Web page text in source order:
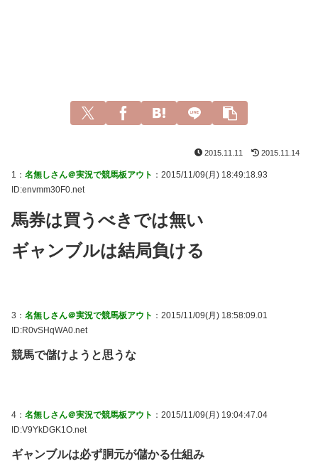
2015.11.11 2015.11.14
1： 名無しさん＠実況で競馬板アウト ：2015/11/09(月) 18:49:18.93
ID:envmm30F0.net
馬券は買うべきでは無い
ギャンブルは結局負ける
3： 名無しさん＠実況で競馬板アウト ：2015/11/09(月) 18:58:09.01
ID:R0vSHqWA0.net
競馬で儲けようと思うな
4： 名無しさん＠実況で競馬板アウト ：2015/11/09(月) 19:04:47.04
ID:V9YkDGK1O.net
ギャンブルは必ず胴元が儲かる仕組み